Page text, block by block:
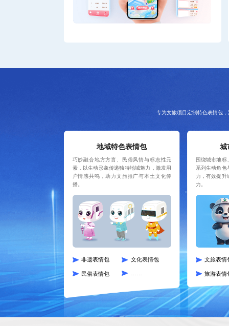
专为文旅项目定制特色表情包
地域特色表情包
巧妙融合地方方言、民俗风情与标志性元
素，以生动形象传递独特地域魅力，激发用
户情感共鸣，助力文旅推广与本土文化传
播。
非遗表情包 文化表情包
民俗表情包
城
围绕城市地
系列生动角色
力，有效提升
力。
文旅表情
旅游表情